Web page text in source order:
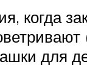
когда
для